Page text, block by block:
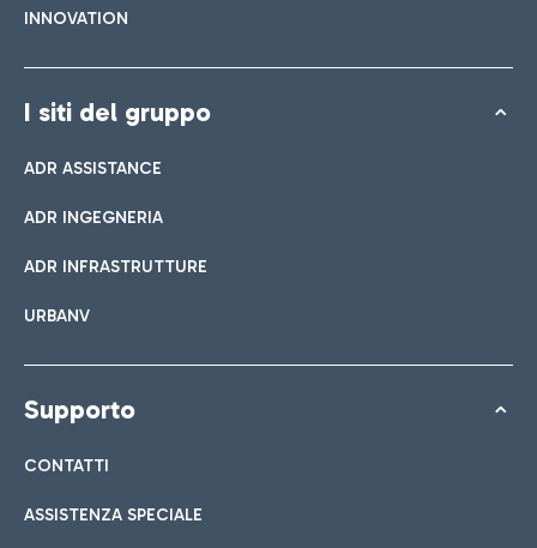
INNOVATION
I siti del gruppo
ADR ASSISTANCE
ADR INGEGNERIA
ADR INFRASTRUTTURE
URBANV
Supporto
CONTATTI
ASSISTENZA SPECIALE